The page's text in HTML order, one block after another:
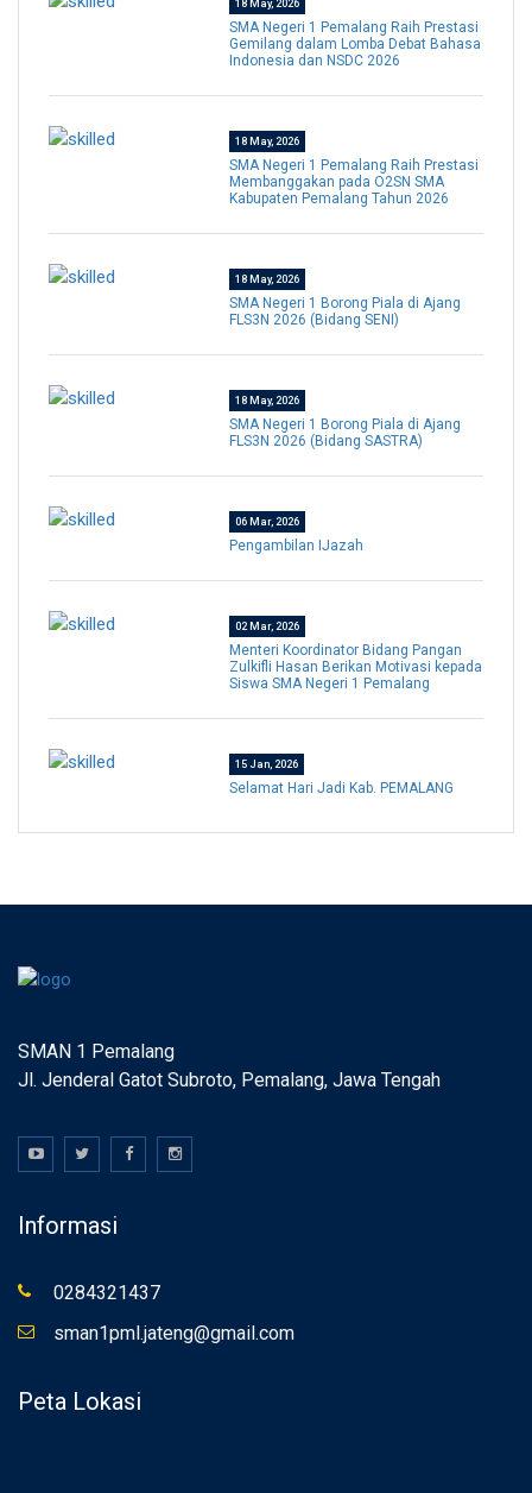
18 May, 2026
SMA Negeri 1 Pemalang Raih Prestasi
Gemilang dalam Lomba Debat Bahasa
Indonesia dan NSDC 2026
18 May, 2026
SMA Negeri 1 Pemalang Raih Prestasi
Membanggakan pada O2SN SMA
Kabupaten Pemalang Tahun 2026
18 May, 2026
SMA Negeri 1 Borong Piala di Ajang
FLS3N 2026 (Bidang SENI)
18 May, 2026
SMA Negeri 1 Borong Piala di Ajang
FLS3N 2026 (Bidang SASTRA)
06 Mar, 2026
Pengambilan IJazah
02 Mar, 2026
Menteri Koordinator Bidang Pangan
Zulkifli Hasan Berikan Motivasi kepada
Siswa SMA Negeri 1 Pemalang
15 Jan, 2026
Selamat Hari Jadi Kab. PEMALANG
SMAN 1 Pemalang
Jl. Jenderal Gatot Subroto, Pemalang, Jawa Tengah
Informasi
0284321437
sman1pml.jateng@gmail.com
Peta Lokasi